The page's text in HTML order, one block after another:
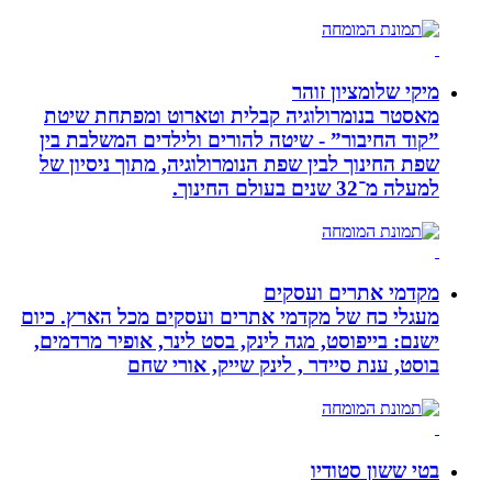
מיקי שלומציון זוהר
מאסטר בנומרולוגיה קבלית וטארוט ומפתחת שיטת
”קוד החיבור” - שיטה להורים ולילדים המשלבת בין
שפת החינוך לבין שפת הנומרולוגיה, מתוך ניסיון של
למעלה מ־32 שנים בעולם החינוך.
מקדמי אתרים ועסקים
מעגלי כח של מקדמי אתרים ועסקים מכל הארץ. כיום
ישנם: בייפוסט, מגה לינק, בסט לינר, אופיר מרדמים,
בוסט, ענת סיידר , לינק שייק, אורי שחם
בטי ששון סטודיו